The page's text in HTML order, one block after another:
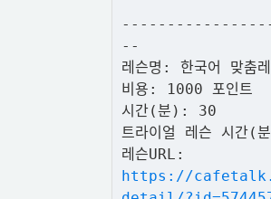
--
레슨명: 한국어 맞춤
비용: 1000 포인트
시간(분): 30
트라이얼 레슨 시간(
레슨URL:
https://